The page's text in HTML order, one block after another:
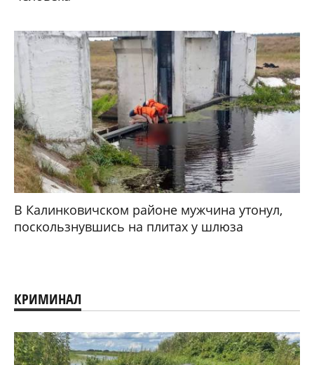
В Калинковичском районе мужчина утонул,
поскользнувшись на плитах у шлюза
КРИМИНАЛ